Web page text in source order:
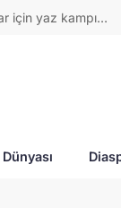
için yaz kampı
0,0018